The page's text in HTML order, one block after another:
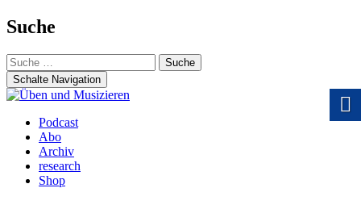
Suche
Suche
nach:
Schalte Navigation
Zum
Inhalt
springen
Podcast
Abo
Archiv
research
Shop